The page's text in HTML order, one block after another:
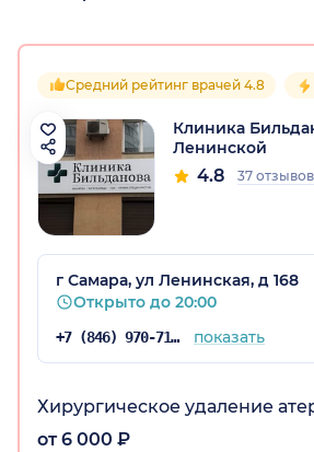
Средний рейтинг врачей 4.8
Клиника
Ленинской
4.8 37 отзывов
г Самара, ул Ленинская, д 168
Открыто до 20:00
+7 (846) 970-71-47 показать
Хирургическое удаление
от 6 000 ₽